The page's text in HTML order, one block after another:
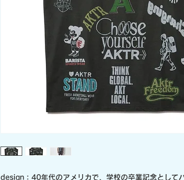
design：40年代のアメリカで、学校の卒業記念として